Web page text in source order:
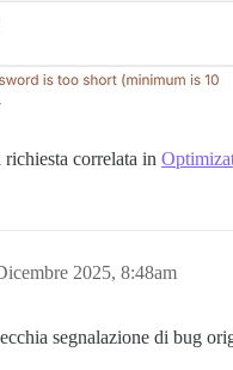
richiesta correlata in
2025, 8:48am
segnalazione di bug